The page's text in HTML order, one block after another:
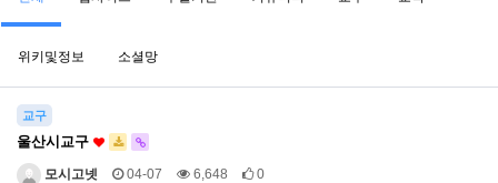
위키및정보 소셜망
교구
울산시교구
모시고넷 04-07 6,648 0